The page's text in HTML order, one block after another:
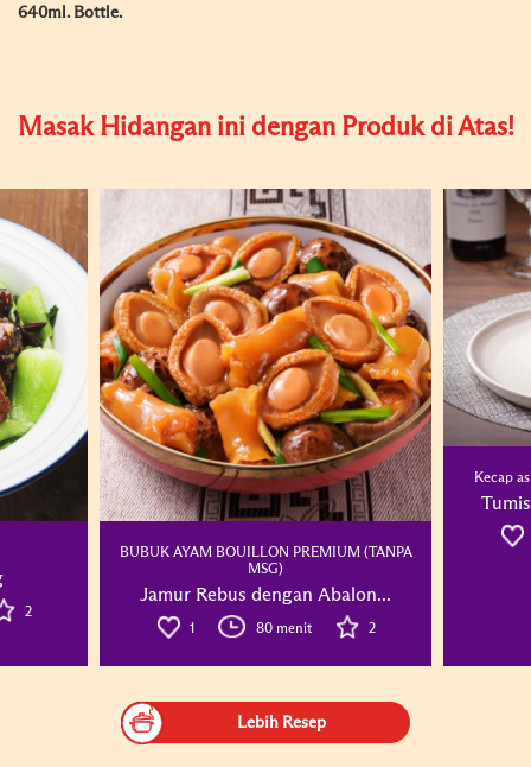
640ml. Bottle.
Masak Hidangan ini dengan Produk di Atas!
2
BUBUK AYAM BOUILLON PREMIUM (TANPA
MSG)
Jamur Rebus dengan Abalon...
1 80 menit 2
Kecap
Lebih Resep